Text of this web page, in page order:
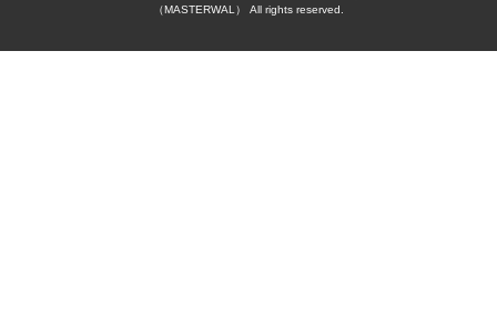
（MASTERWAL） All rights reserved.